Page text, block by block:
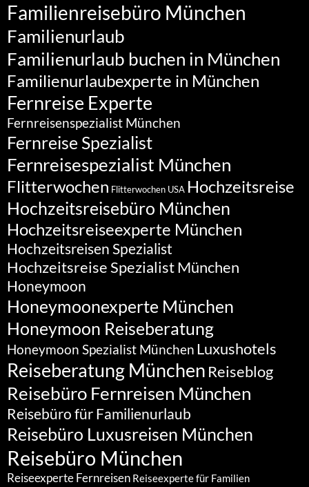
Familienreisebüro München
Familienurlaub
Familienurlaub buchen in München
Familienurlaubexperte in München
Fernreise Experte
Fernreisenspezialist München
Fernreise Spezialist
Fernreisespezialist München
Flitterwochen Flitterwochen USA Hochzeitsreise
Hochzeitsreisebüro München
Hochzeitsreiseexperte München
Hochzeitsreisen Spezialist
Hochzeitsreise Spezialist München
Honeymoon
Honeymoonexperte München
Honeymoon Reiseberatung
Honeymoon Spezialist München Luxushotels
Reiseberatung München Reiseblog
Reisebüro Fernreisen München
Reisebüro für Familienurlaub
Reisebüro Luxusreisen München
Reisebüro München
Reiseexperte Fernreisen Reiseexperte für Familien